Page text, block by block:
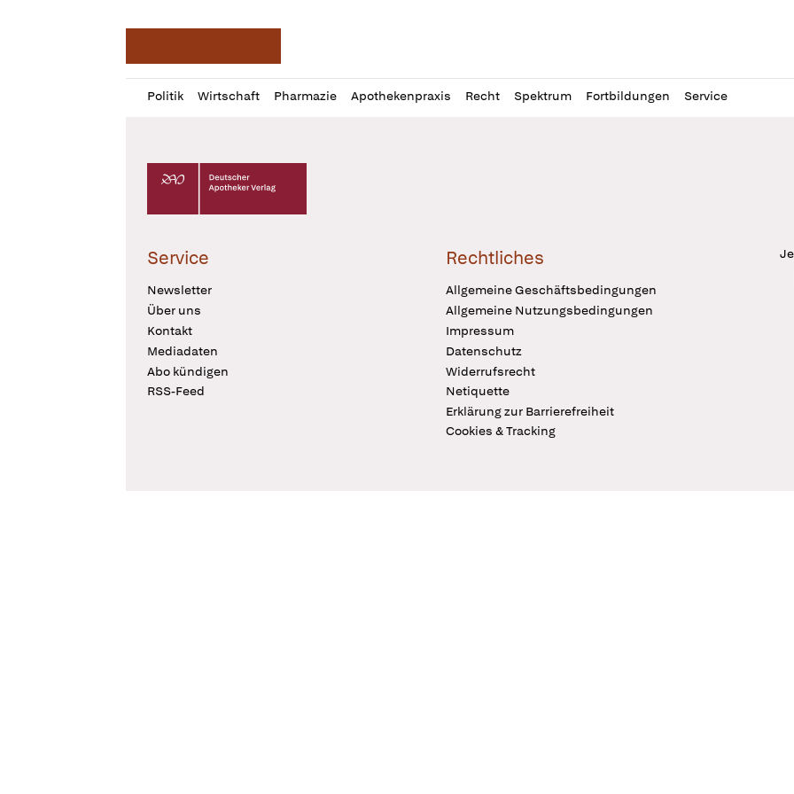
Politik Wirtschaft Pharmazie Apothekenpraxis Recht Spektrum Fortbildungen Service
Profil
öffnen
Daz
Pur
Deutscher Apotheker Verlag Logo
Service
Newsletter
Über uns
Kontakt
Mediadaten
Abo kündigen
RSS-Feed
Rechtliches
Allgemeine Geschäftsbedingungen
Allgemeine Nutzungsbedingungen
Impressum
Datenschutz
Widerrufsrecht
Netiquette
Erklärung zur Barrierefreiheit
Cookies & Tracking